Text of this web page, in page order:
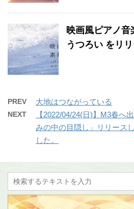
映画風ピアノ
うつろい をリ
PREV 大地はつながっている
NEXT
【2022/04/24(日)】M3春へ
みの中の目隠し」リリース
した。